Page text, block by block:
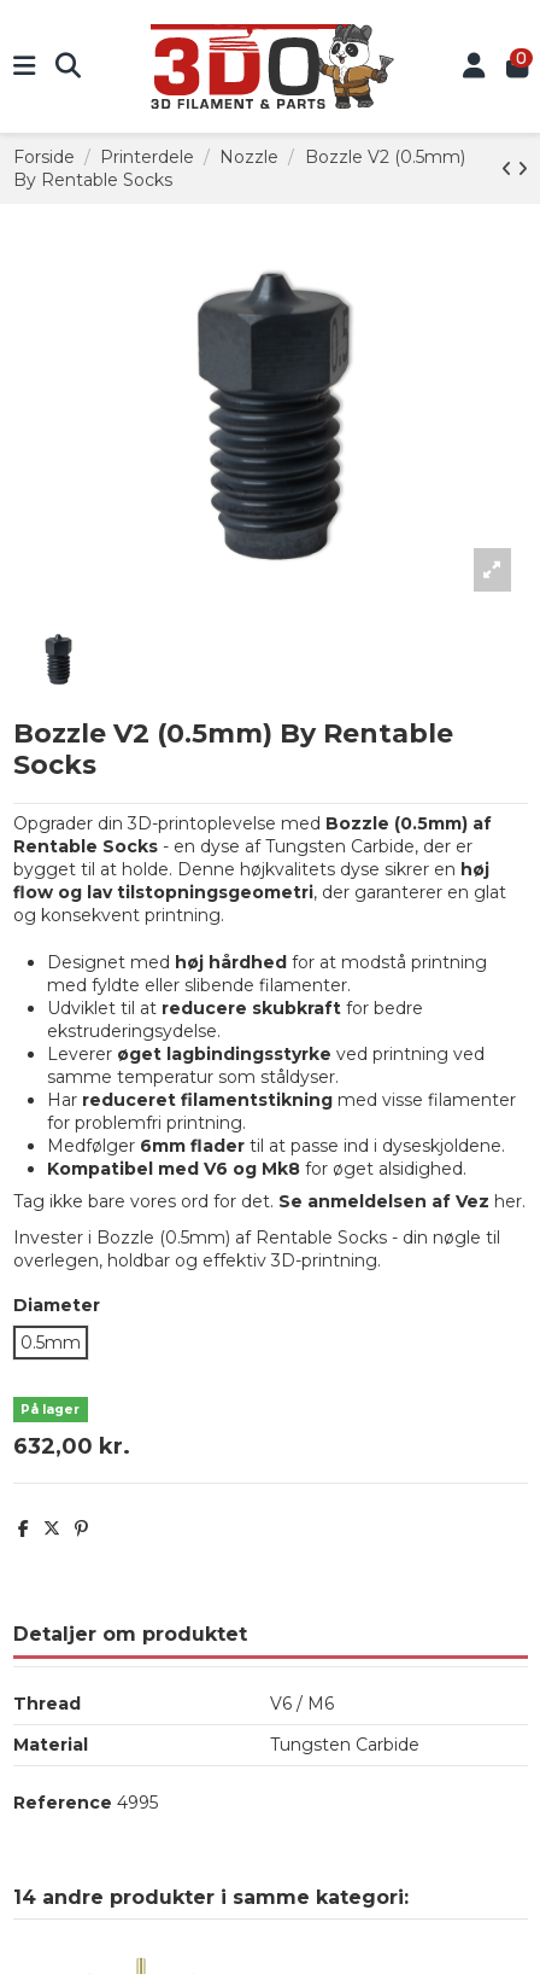
0
Forside Printerdele Nozzle
Bozzle V2 (0.5mm)
By Rentable Socks
Bozzle V2 (0.5mm) By Rentable
Socks
Opgrader din 3D-printoplevelse med Bozzle (0.5mm) af
Rentable Socks- en dyse af Tungsten Carbide, der er
bygget til at holde. Denne højkvalitets dyse sikrer en høj
flow og lav tilstopningsgeometri, der garanterer en glat
og konsekvent printning.
Designet med høj hårdhedfor at modstå printning
med fyldte eller slibende filamenter.
Udviklet til at reducere skubkraftfor bedre
ekstruderingsydelse.
Leverer øget lagbindingsstyrke ved printning ved
samme temperatur som ståldyser.
Har reduceret filamentstikningmed visse filamenter
for problemfri printning.
Medfølger 6mm fladertil at passe ind i dyseskjoldene.
Kompatibel med V6 og Mk8for øget alsidighed.
Tag ikke bare vores ord for det. Se anmeldelsen af Vez her.
Invester i Bozzle (0.5mm) af Rentable Socks - din nøgle til
overlegen, holdbar og effektiv 3D-printning.
Diameter
0.5mm
På lager
632,00 kr.
Detaljer om produktet
Thread
V6 / M6
Material
Tungsten Carbide
Reference 4995
14 andre produkter i samme kategori: